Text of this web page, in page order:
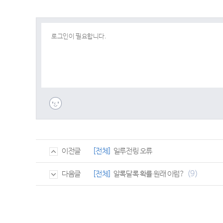
이전글 [전체] 일루전링 오류
다음글 [전체] 알록달록 확률 원래 이럼? (9)